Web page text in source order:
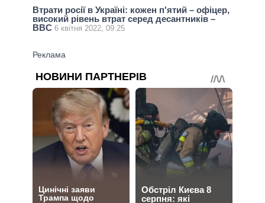
Втрати росії в Україні: кожен п'ятий – офіцер,
високий рівень втрат серед десантників –
BBC 6 квітня 2022, 09:25